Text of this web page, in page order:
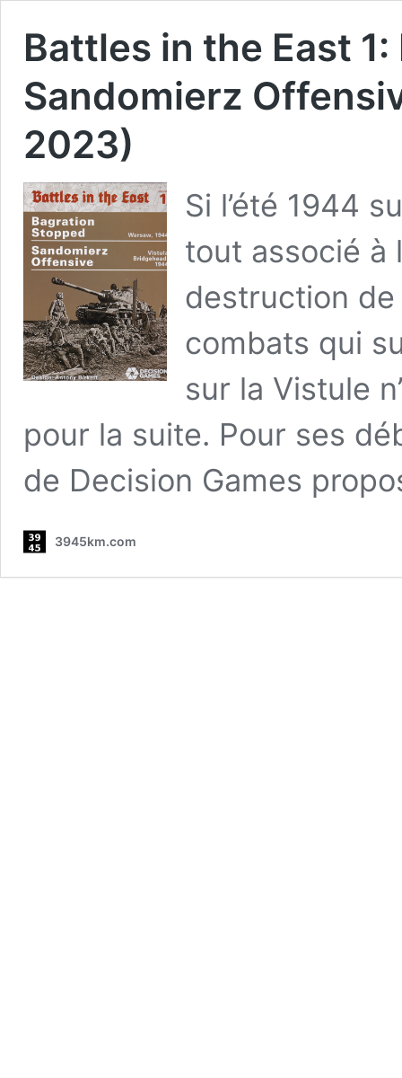
Battles in the East
Sandomierz
2023)
Si l’été 1944
tout associé à
destruction
combats qui
sur la Vistule
pour la suite. Pour ses
de Decision Games
3945km.com